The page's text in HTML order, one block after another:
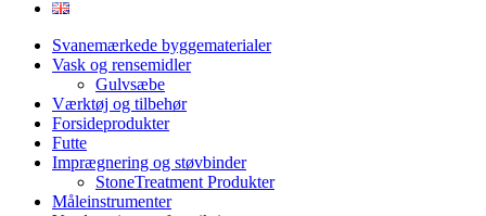
Svanemærkede byggematerialer
Vask og rensemidler
Gulvsæbe
Værktøj og tilbehør
Forsideprodukter
Futte
Imprægnering og støvbinder
StoneTreatment Produkter
Måleinstrumenter